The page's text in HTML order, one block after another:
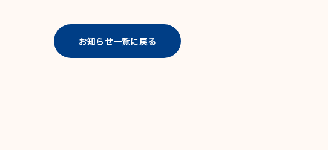
お知らせ一覧に戻る